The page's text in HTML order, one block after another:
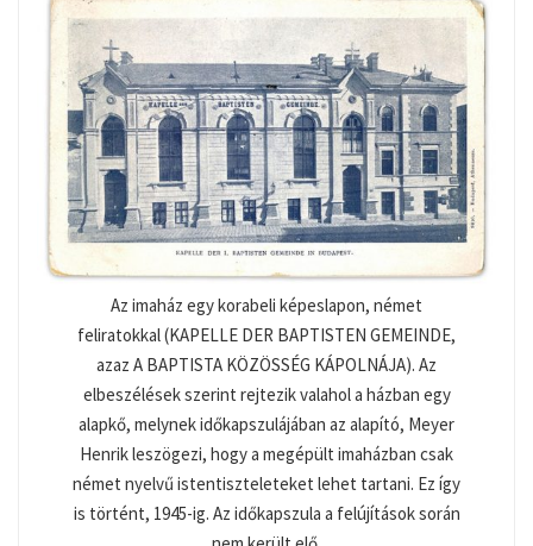
Az imaház egy korabeli képeslapon, német
feliratokkal (KAPELLE DER BAPTISTEN GEMEINDE,
azaz A BAPTISTA KÖZÖSSÉG KÁPOLNÁJA). Az
elbeszélések szerint rejtezik valahol a házban egy
alapkő, melynek időkapszulájában az alapító, Meyer
Henrik leszögezi, hogy a megépült imaházban csak
német nyelvű istentiszteleteket lehet tartani. Ez így
is történt, 1945-ig. Az időkapszula a felújítások során